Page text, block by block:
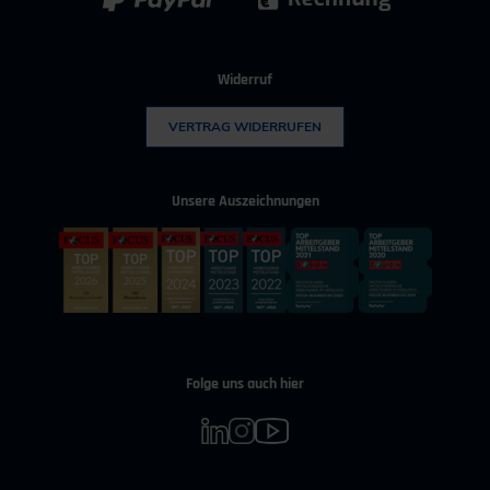
Widerruf
VERTRAG WIDERRUFEN
Unsere Auszeichnungen
Folge uns auch hier